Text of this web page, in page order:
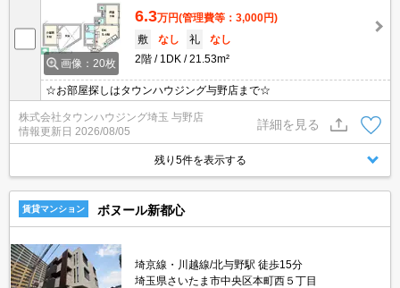
画像：20枚
6.3万円(管理費等：3,000円)
敷
なし 礼
なし
2階
1DK 21.53m²
☆お部屋探しはタウンハウジング与野店まで☆
株式会社タウンハウジング埼玉 与野店
情報更新日 2026/08/05
詳細を見る
残り5件を表示する
賃貸マンション ボヌール新都心
埼京線・川越線/北与野駅 徒歩15分
埼玉県さいたま市中央区本町西５丁目